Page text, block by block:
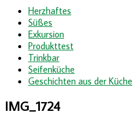
Herzhaftes
Süßes
Exkursion
Produkttest
Trinkbar
Seifenküche
Geschichten aus der Küche
IMG_1724